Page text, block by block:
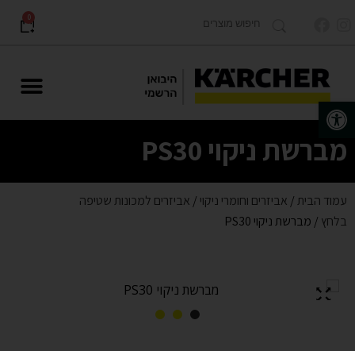
פתח סרגל נגישות
0
מברשת ניקוי PS30
עמוד הבית/ אביזרים וחומרי ניקוי / אביזרים למכונות שטיפה
בלחץ / מברשת ניקוי PS30